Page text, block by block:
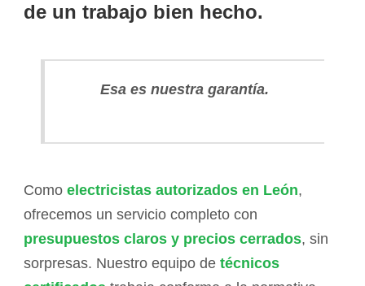
de un trabajo bien hecho.
Esa es nuestra garantía.
Como electricistas autorizados en León,
ofrecemos un servicio completo con
presupuestos claros y precios cerrados, sin
sorpresas. Nuestro equipo de técnicos